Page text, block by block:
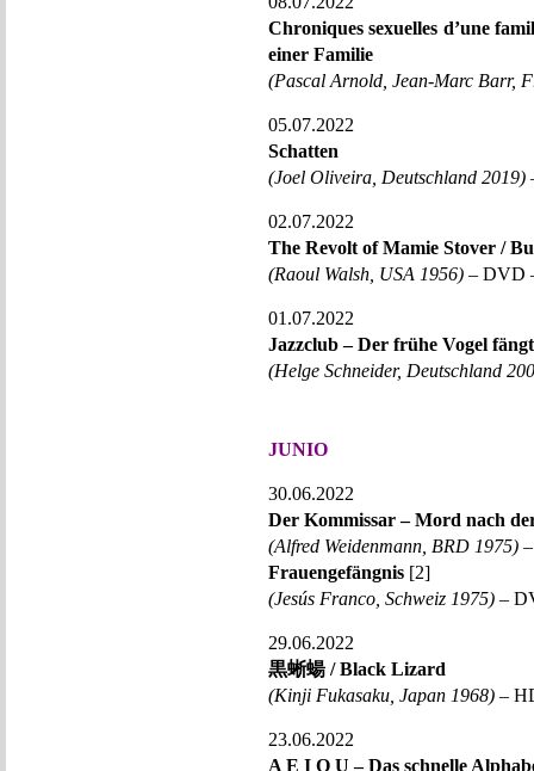
Chroniques sexuelles d’une
einer Familie
(Pascal Arnold, Jean-Marc Barr,
05.07.2022
Schatten
(Joel Oliveira, Deutschland 2019)
02.07.2022
The Revolt of Mamie Stover /
(Raoul Walsh, USA 1956) – DVD
01.07.2022
Jazzclub – Der frühe Vogel
(Helge Schneider, Deutschland
JUNIO
30.06.2022
Der Kommissar – Mord nach
(Alfred Weidenmann, BRD 1975)
Frauengefängnis [2]
(Jesús Franco, Schweiz 1975) –
29.06.2022
黒蜥蝪 / Black Lizard
(Kinji Fukasaku, Japan 1968) –
23.06.2022
A E I O U – Das schnelle